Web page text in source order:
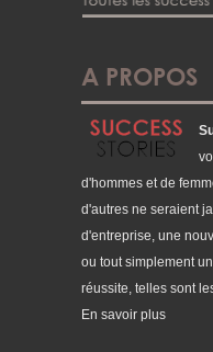
A PROPOS
d'hommes et de
d'autres ne seraient
d'entreprise, une
ou tout simplement
réussite, telles sont
En savoir plus